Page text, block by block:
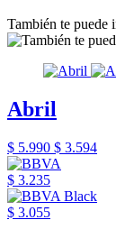
También te puede
Abril
$ 5.990 $ 3.594
$ 3.235
$ 3.055